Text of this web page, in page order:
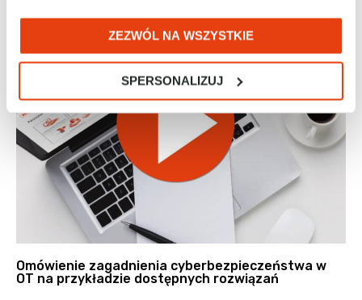
ZEZWÓL NA WSZYSTKIE
SPERSONALIZUJ
Omówienie zagadnienia cyberbezpieczeństwa w
OT na przykładzie dostępnych rozwiązań